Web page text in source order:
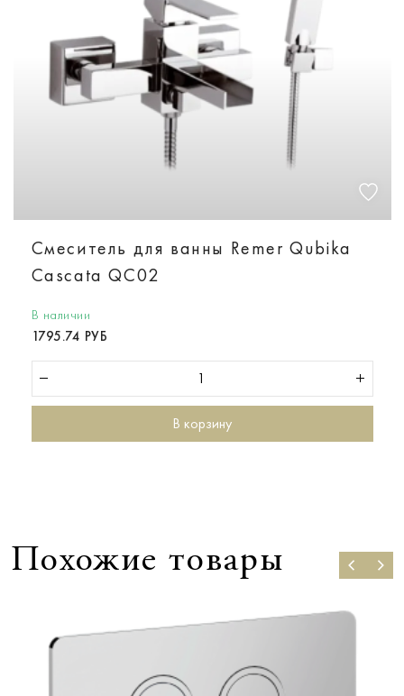
Смеситель для ванны Remer Qubika
Cascata QC02
В наличии
1795.74 РУБ
В корзину
Похожие товары